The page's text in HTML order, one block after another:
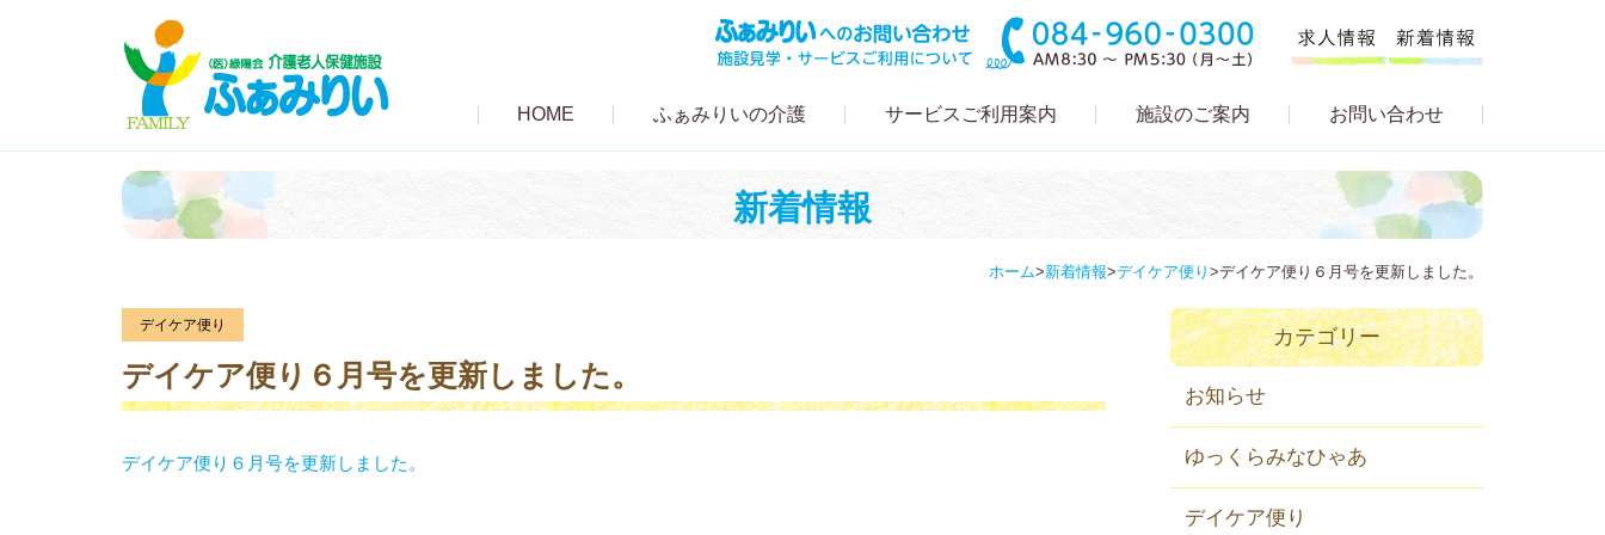
HOME ふぁみりいの介護 サービスご利用案内 施設のご案内 お問い合わせ
新着情報
ホーム>新着情報>デイケア便り >デイケア便り６月号を更新しました。
デイケア便り
デイケア便り６月号を更新しました。
デイケア便り６月号を更新しました。
カテゴリー
お知らせ
ゆっくらみなひゃあ
デイケア便り